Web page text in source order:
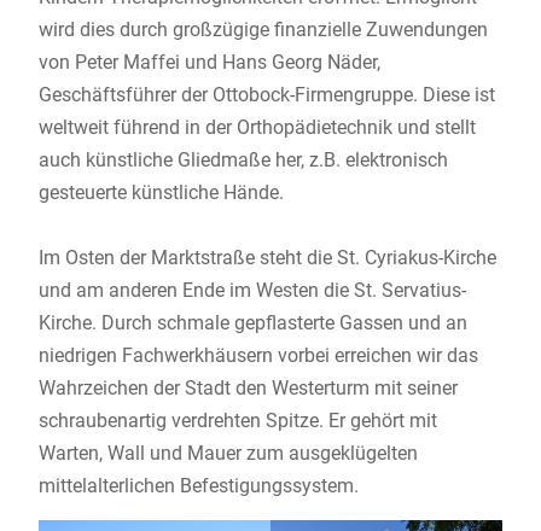
wird dies durch großzügige finanzielle Zuwendungen
von Peter Maffei und Hans Georg Näder,
Geschäftsführer der Ottobock-Firmengruppe. Diese ist
weltweit führend in der Orthopädietechnik und stellt
auch künstliche Gliedmaße her, z.B. elektronisch
gesteuerte künstliche Hände.
Im Osten der Marktstraße steht die St. Cyriakus-Kirche
und am anderen Ende im Westen die St. Servatius-
Kirche. Durch schmale gepflasterte Gassen und an
niedrigen Fachwerkhäusern vorbei erreichen wir das
Wahrzeichen der Stadt den Westerturm mit seiner
schraubenartig verdrehten Spitze. Er gehört mit
Warten, Wall und Mauer zum ausgeklügelten
mittelalterlichen Befestigungssystem.